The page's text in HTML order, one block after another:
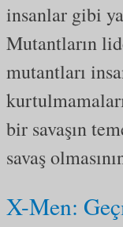
insanlar gibi
Mutantların
mutantları
bir savaşın
savaş
X-Men: